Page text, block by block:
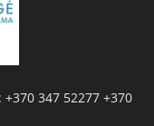
347 52277 +370